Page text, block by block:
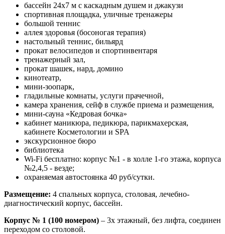
бассейн 24х7 м с каскадным душем и джакузи
спортивная площадка, уличные тренажеры
большой теннис
аллея здоровья (босоногая терапия)
настольный теннис, бильярд
прокат велосипедов и спортинвентаря
тренажерный зал,
прокат шашек, нард, домино
кинотеатр,
мини-зоопарк,
гладильные комнаты, услуги прачечной,
камера хранения, сейф в службе приема и размещения,
мини-сауна «Кедровая бочка»
кабинет маникюра, педикюра, парикмахерская,
кабинете Косметологии и SPA
экскурсионное бюро
библиотека
Wi-Fi бесплатно: корпус №1 - в холле 1-го этажа, корпуса
№2,4,5 - везде;
охраняемая автостоянка 40 руб/сутки.
Размещение: 4 спальных корпуса, столовая, лечебно-
диагностический корпус, бассейн.
Корпус № 1 (100 номером) – 3х этажный, без лифта, соединен
переходом со столовой.